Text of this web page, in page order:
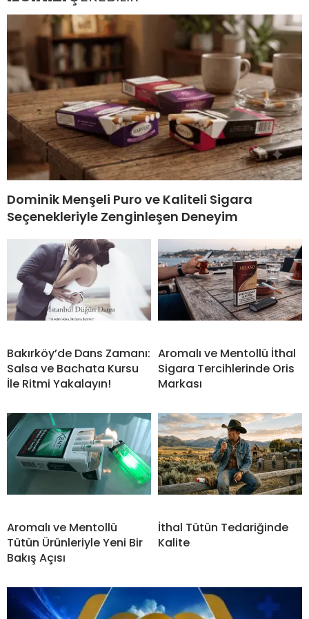
Dominik Menşeli Puro ve Kaliteli Sigara
Seçenekleriyle Zenginleşen Deneyim
Bakırköy’de Dans Zamanı:
Salsa ve Bachata Kursu
İle Ritmi Yakalayın!
Aromalı ve Mentollü İthal
Sigara Tercihlerinde Oris
Markası
Aromalı ve Mentollü
Tütün Ürünleriyle Yeni Bir
Bakış Açısı
İthal Tütün Tedariğinde
Kalite